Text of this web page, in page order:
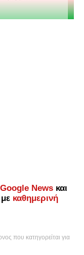
News και
με καθημερινή
που κατηγορείται για